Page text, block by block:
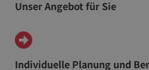
Unser Angebot für Sie
Individuelle Planung und